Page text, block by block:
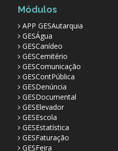
Módulos
APP GESAutarquia
GESÁgua
GESCanídeo
GESCemitério
GESComunicação
GESContPública
GESDenúncia
GESDocumental
GESElevador
GESEscola
GESEstatística
GESFaturação
GESFeira